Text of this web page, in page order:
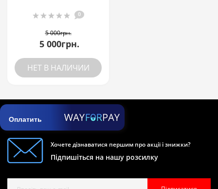
0
5 000грн.
5 000грн.
НЕТ В НАЛИЧИИ
Оплатить
Хочете дізнаватися першим про акції і знижки?
Підпишіться на нашу розсилку